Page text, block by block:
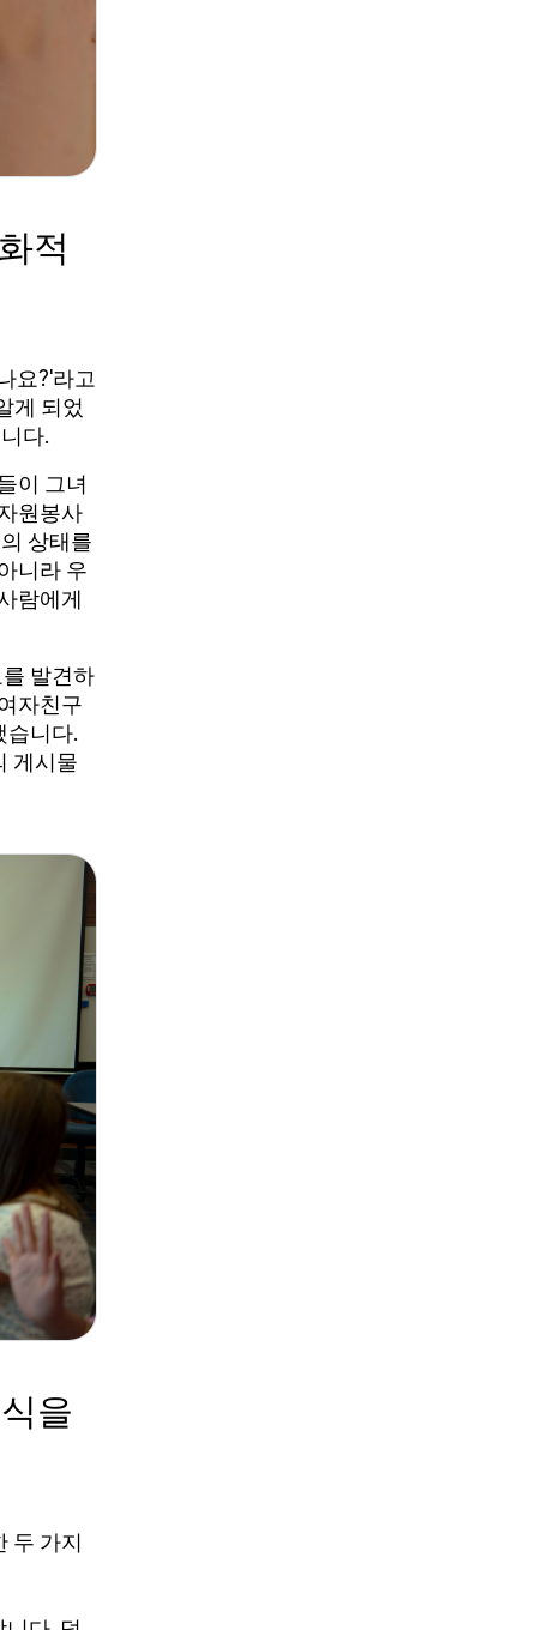
적
요?'라고
게 되었
다.
이 그녀
원봉사
상태를
니라 우
람에게
발견하
자친구
습니다.
게시물
을
두 가지